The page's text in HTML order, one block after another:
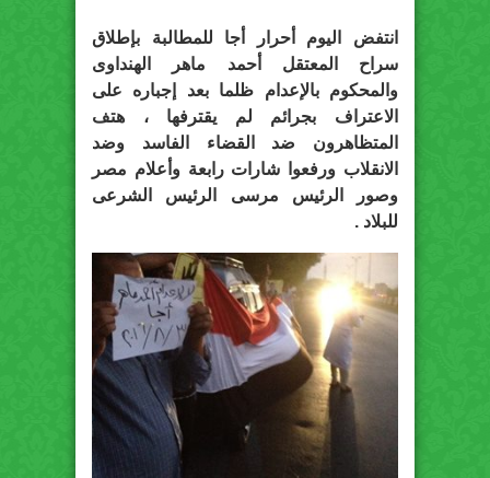
انتفض اليوم أحرار أجا للمطالبة بإطلاق
سراح المعتقل أحمد ماهر الهنداوى
والمحكوم بالإعدام ظلما بعد إجباره على
الاعتراف بجرائم لم يقترفها ، هتف
المتظاهرون ضد القضاء الفاسد وضد
الانقلاب ورفعوا شارات رابعة وأعلام مصر
وصور الرئيس مرسى الرئيس الشرعى
للبلاد .